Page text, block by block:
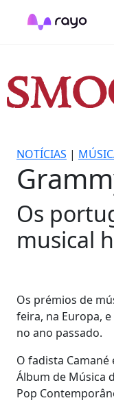
NOTÍCIAS |
Os
musical
Os prémios de
feira, na Europa,
no ano passado.
O fadista Camané
Álbum de Música
Pop